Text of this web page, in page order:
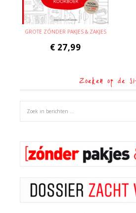
GROTE ZÓNDER PAKJES & ZAKJES
€ 27,99
Zoeken op de